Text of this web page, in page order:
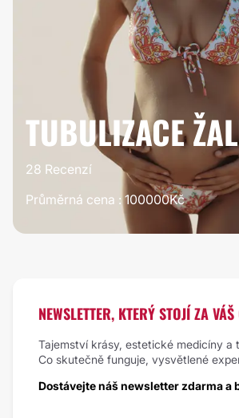
TUBULIZACE
28 Recenzí
Průměrná cena : 100000Kč
NEWSLETTER, KTERÝ STOJÍ ZA
Tajemství krásy, estetické medicíny a
Co skutečně funguje, vysvětlené
Dostávejte náš newsletter zdarma a